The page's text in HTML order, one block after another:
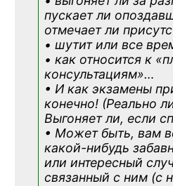
пускает ли
отмечает ли
• шутит или все
• как относится к
консультациям»…
• И как экзамены
конечно! (Реально
Выгоняет ли, если
• Может быть, вам
какой-нибудь
или интересный
связанный с ним (с